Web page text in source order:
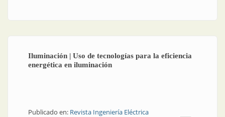
Iluminación | Uso de tecnologías para la eficiencia
energética en iluminación
Publicado en: Revista Ingeniería Eléctrica